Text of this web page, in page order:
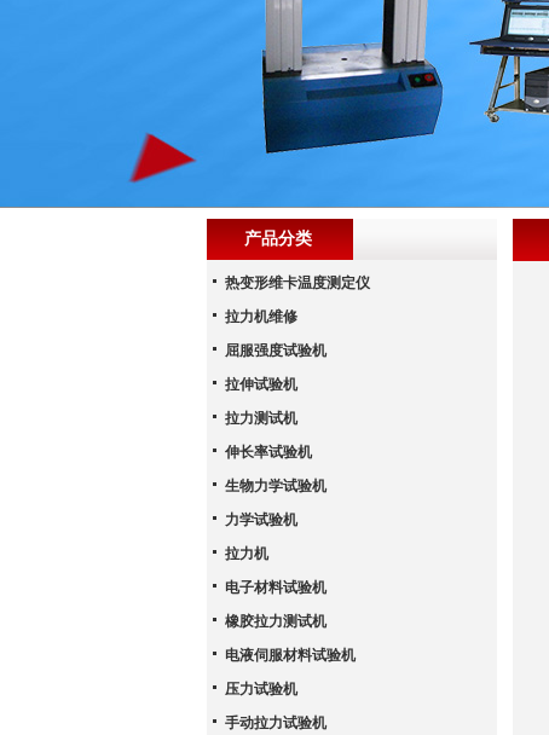
产品分类
热变形维卡温度测定仪
拉力机维修
屈服强度试验机
拉伸试验机
拉力测试机
伸长率试验机
生物力学试验机
力学试验机
拉力机
电子材料试验机
橡胶拉力测试机
电液伺服材料试验机
压力试验机
手动拉力试验机